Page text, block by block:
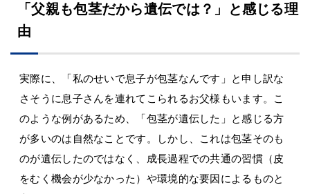
「父親も包茎だから遺伝では？」と感じる理
由
実際に、「私のせいで息子が包茎なんです」と申し訳な
さそうに息子さんを連れてこられるお父様もいます。こ
のような例があるため、「包茎が遺伝した」と感じる方
が多いのは自然なことです。しかし、これは包茎そのも
のが遺伝したのではなく、成長過程での共通の習慣（皮
をむく機会が少なかった）や環境的な要因によるものと